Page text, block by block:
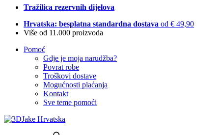
Tražilica rezervnih dijelova
Hrvatska: besplatna standardna dostava od € 49,90
Više od 11.000 proizvoda
Pomoć
Gdje je moja narudžba?
Povrat robe
Troškovi dostave
Mogućnosti plaćanja
Kontakt
Sve teme pomoći